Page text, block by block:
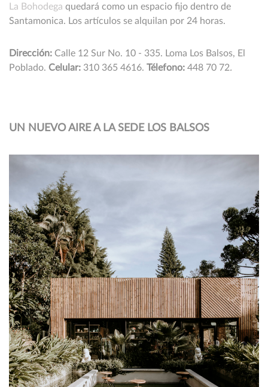
La Bohodega quedará como un espacio fijo dentro de
Santamonica. Los artículos se alquilan por 24 horas.
Dirección: Calle 12 Sur No. 10 - 335. Loma Los Balsos, El
Poblado. Celular: 310 365 4616. Télefono: 448 70 72.
UN NUEVO AIRE A LA SEDE LOS BALSOS